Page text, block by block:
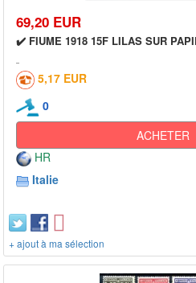
69,20 EUR
✔️ FIUME 1918 15F LILAS SUR
5,17 EUR
0
ACHETER
HR
Italie
+ ajout à ma sélection